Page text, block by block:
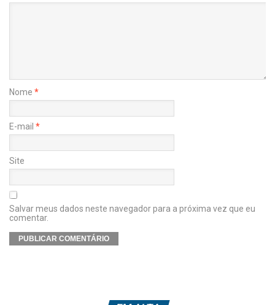
Nome *
E-mail *
Site
Salvar meus dados neste navegador para a próxima vez que eu
comentar.